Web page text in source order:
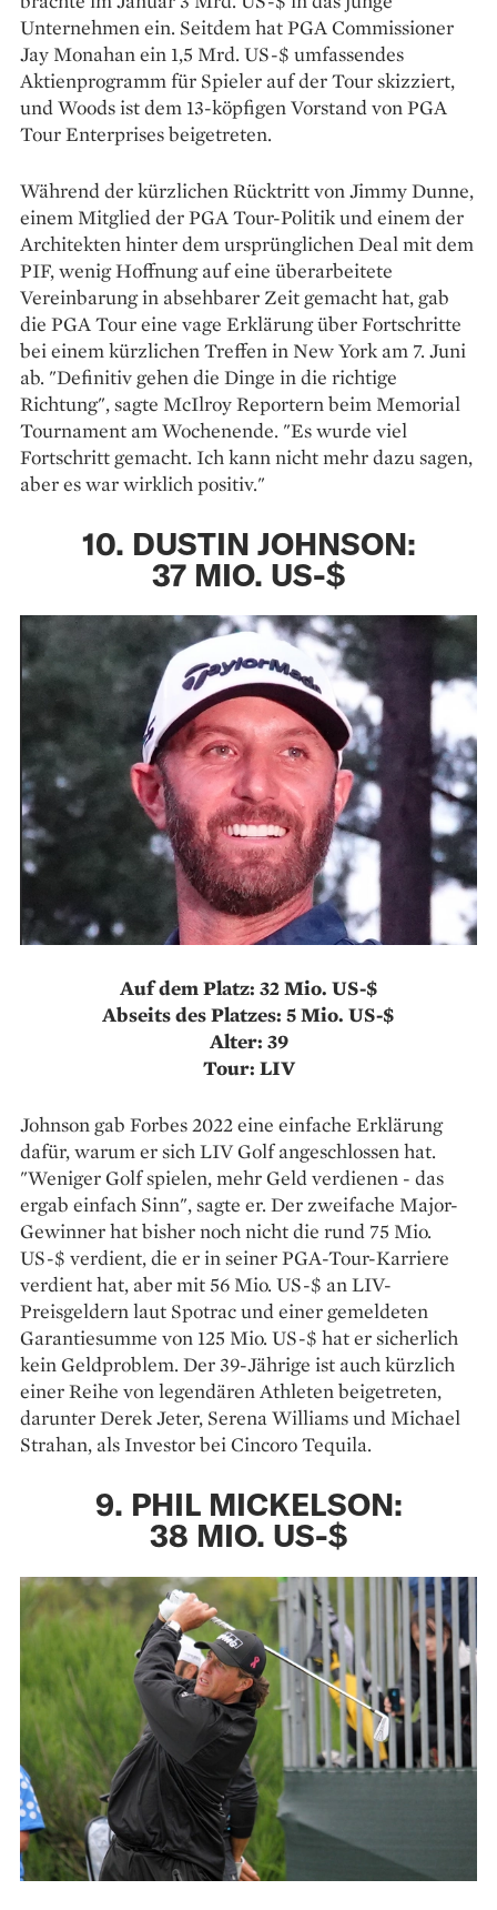
Unternehmen ein. Seitdem hat PGA Commissioner
Jay Monahan ein 1,5 Mrd. US-$ umfassendes
Aktienprogramm für Spieler auf der Tour skizziert,
und Woods ist dem 13-köpfigen Vorstand von PGA
Tour Enterprises beigetreten.
Während der kürzlichen Rücktritt von Jimmy Dunne,
einem Mitglied der PGA Tour-Politik und einem der
Architekten hinter dem ursprünglichen Deal mit dem
PIF, wenig Hoffnung auf eine überarbeitete
Vereinbarung in absehbarer Zeit gemacht hat, gab
die PGA Tour eine vage Erklärung über Fortschritte
bei einem kürzlichen Treffen in New York am 7. Juni
ab. "Definitiv gehen die Dinge in die richtige
Richtung", sagte McIlroy Reportern beim Memorial
Tournament am Wochenende. "Es wurde viel
Fortschritt gemacht. Ich kann nicht mehr dazu sagen,
aber es war wirklich positiv."
10. DUSTIN JOHNSON:
37 MIO. US-$
Auf dem Platz: 32 Mio. US-$
Abseits des Platzes: 5 Mio. US-$
Alter: 39
Tour: LIV
Johnson gab Forbes 2022 eine einfache Erklärung
dafür, warum er sich LIV Golf angeschlossen hat.
"Weniger Golf spielen, mehr Geld verdienen - das
ergab einfach Sinn", sagte er. Der zweifache Major-
Gewinner hat bisher noch nicht die rund 75 Mio.
US-$ verdient, die er in seiner PGA-Tour-Karriere
verdient hat, aber mit 56 Mio. US-$ an LIV-
Preisgeldern laut Spotrac und einer gemeldeten
Garantiesumme von 125 Mio. US-$ hat er sicherlich
kein Geldproblem. Der 39-Jährige ist auch kürzlich
einer Reihe von legendären Athleten beigetreten,
darunter Derek Jeter, Serena Williams und Michael
Strahan, als Investor bei Cincoro Tequila.
9. PHIL MICKELSON:
38 MIO. US-$